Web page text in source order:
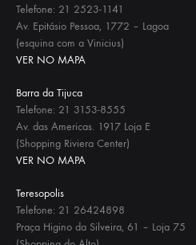
Telefone: 21 2523-1141
Av. Epitásio Pessoa, 1772 – Lagoa
(esquina com a Vinicius)
VER NO MAPA
Barra da Tijuca
Telefone: 21 3153-8555
Av. das Americas. 1917 Loja E
(Shopping Riviera Center)
VER NO MAPA
Teresopolis
Telefone: 21 26424898
Praça Higino da Silveira, 61 – Loja 75